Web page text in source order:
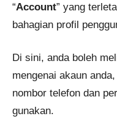
“Account” yang
bahagian profil
Di sini, anda boleh
mengenai akaun
nombor telefon dan
gunakan.